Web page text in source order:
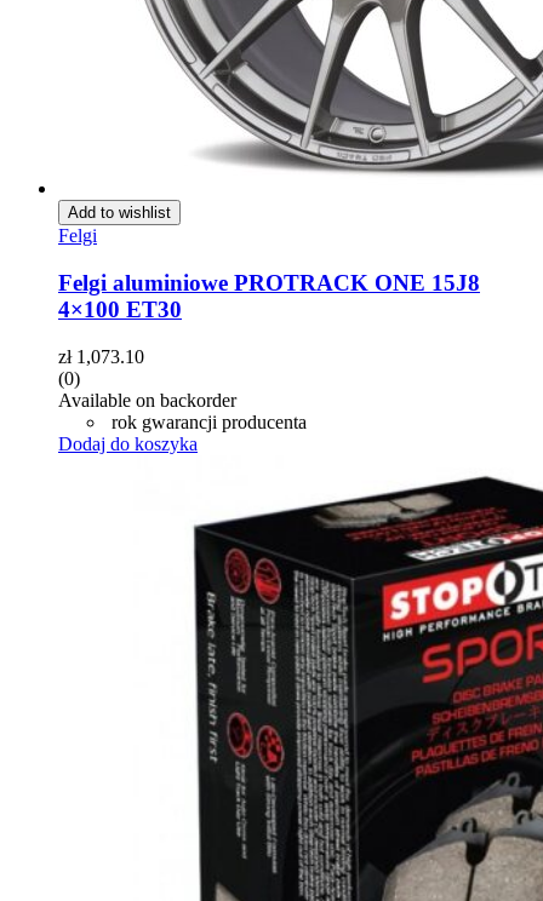
Add to wishlist
Felgi
Felgi aluminiowe PROTRACK ONE 15J8
4×100 ET30
zł1,073.10
(0)
Available on backorder
rok gwarancji producenta
Dodaj do koszyka